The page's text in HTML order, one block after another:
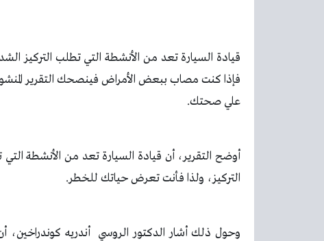
قيادة السيارة تعد من الأنشطة التي تطلب التركيز
فإذا كنت مصاب ببعض الأمراض فينصحك التقرير
علي صحتك.
أوضح التقرير، أن قيادة السيارة تعد من الأنشطة
التركيز، ولذا فأنت تعرض حياتك للخطر.
وحول ذلك أشار الدكتور الروسي أندريه